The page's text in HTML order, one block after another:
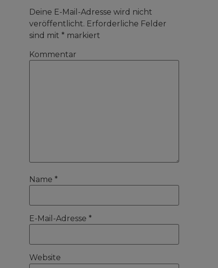
Deine E-Mail-Adresse wird nicht
veröffentlicht. Erforderliche Felder
sind mit * markiert
Kommentar
Name *
E-Mail-Adresse *
Website